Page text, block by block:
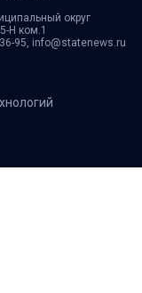
округ
Н ком.1
95, info@statenews.ru